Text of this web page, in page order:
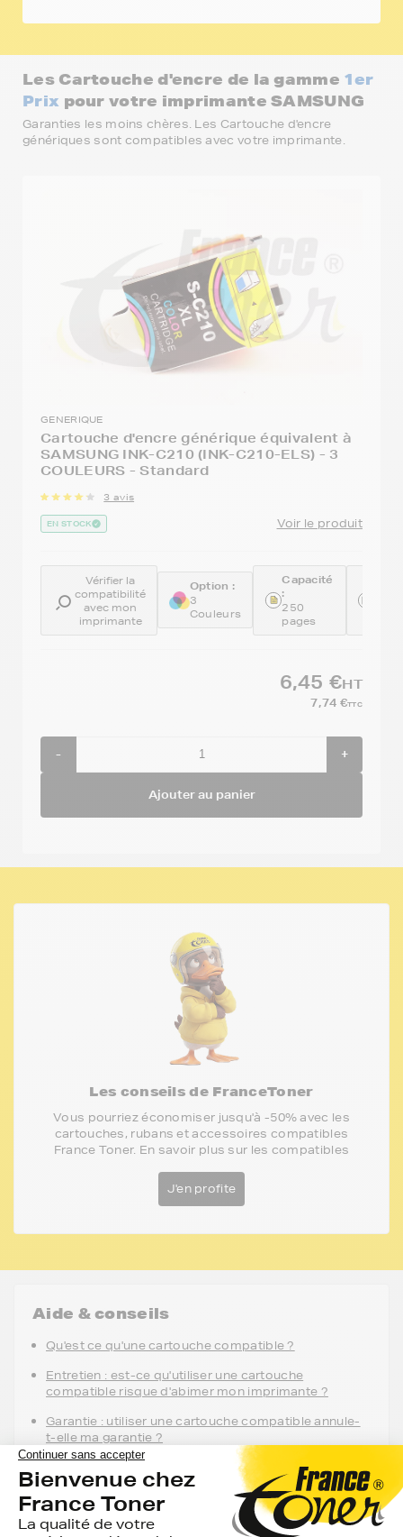
Les Cartouche d'encre de la gamme 1er
Prix pour votre imprimante SAMSUNG
Garanties les moins chères. Les Cartouche d'encre
génériques sont compatibles avec votre imprimante.
GENERIQUE
Cartouche d'encre générique équivalent à
SAMSUNG INK-C210 (INK-C210-ELS) - 3
COULEURS - Standard
3 avis
EN STOCK Voir le produit
Vérifier la
compatibilité
avec mon
imprimante
Option :
3
Couleurs
Capacité
:
250
pages
6,45 €HT
7,74 €TTC
- +
Ajouter au panier
Les conseils de FranceToner
Vous pourriez économiser jusqu'à -50% avec les
cartouches, rubans et accessoires compatibles
France Toner. En savoir plus sur les compatibles
J'en profite
Aide & conseils
Qu'est ce qu'une cartouche compatible ?
Entretien : est-ce qu'utiliser une cartouche
compatible risque d'abimer mon imprimante ?
Garantie : utiliser une cartouche compatible annule-
t-elle ma garantie ?